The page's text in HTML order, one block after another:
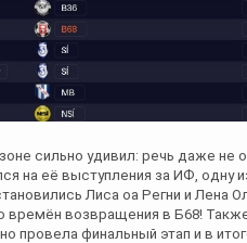
сильно удивил: речь даже не
на её выступления за ИФ, одну
Лиса оа Регни и Лена
времён возвращения в Б68!
провела финальный этап и в